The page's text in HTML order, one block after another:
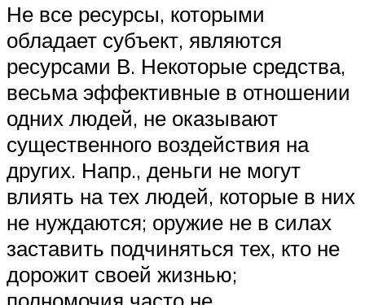
Не все ресурсы, которыми
обладает субъект, являются
ресурсами В. Некоторые средства,
весьма эффективные в отношении
одних людей, не оказывают
существенного воздействия на
других. Напр., деньги не могут
влиять на тех людей, которые в них
не нуждаются; оружие не в силах
заставить подчиняться тех, кто не
дорожит своей жизнью;